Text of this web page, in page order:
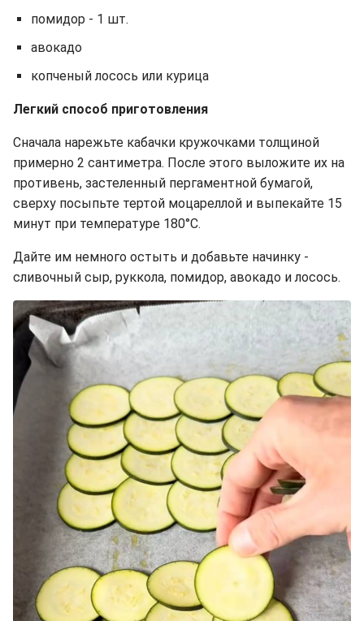
помидор - 1 шт.
авокадо
копченый лосось или курица
Легкий способ приготовления
Сначала нарежьте кабачки кружочками толщиной
примерно 2 сантиметра. После этого выложите их на
противень, застеленный пергаментной бумагой,
сверху посыпьте тертой моцареллой и выпекайте 15
минут при температуре 180°C.
Дайте им немного остыть и добавьте начинку -
сливочный сыр, руккола, помидор, авокадо и лосось.